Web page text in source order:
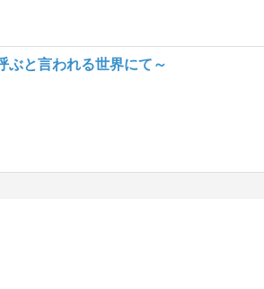
ぶと言われる世界にて～